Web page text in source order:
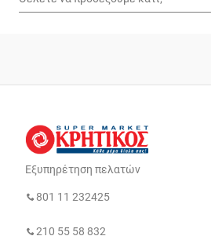
Εξυπηρέτηση πελατών
801 11 232425
210 55 58 832